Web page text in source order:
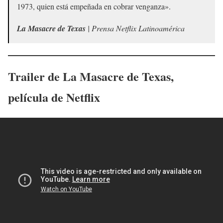
1973, quien está empeñada en cobrar venganza».
La Masacre de Texas | Prensa Netflix Latinoamérica
Trailer de La Masacre de Texas,
película de Netflix